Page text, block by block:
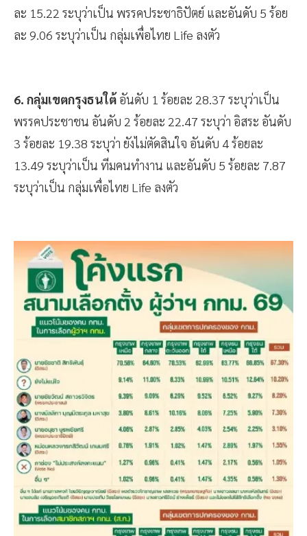
ตัดสินใจ อันดับ 3 ร้อยละ 17.75 ระบุว่า อิสระ อันดับ 4 ร้อย
ละ 15.22 ระบุว่าเป็น พรรคประชาธิปัตย์ และอันดับ 5 ร้อย
6. กลุ่มเขตกรุงธนใต้อันดับ 1 ร้อยละ 28.37 ระบุว่าเป็น
พรรคประชาชน อันดับ 2 ร้อยละ 22.47 ระบุว่า อิสระ อันดับ
3 ร้อยละ 19.38 ระบุว่า ยังไม่ตัดสินใจ อันดับ 4 ร้อยละ
13.49 ระบุว่าเป็น ทีมคนทำงาน และอันดับ 5 ร้อยละ 7.87